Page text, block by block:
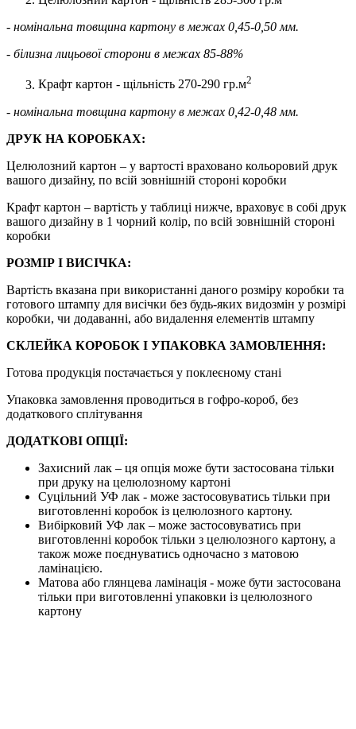
- номінальна товщина картону в межах 0,45-0,50 мм.
- білизна лицьової сторони в межах 85-88%
Крафт картон - щільність 270-290 гр.м2
- номінальна товщина картону в межах 0,42-0,48 мм.
ДРУК НА КОРОБКАХ:
Целюлозний картон – у вартості враховано кольоровий друк
вашого дизайну, по всій зовнішній стороні коробки
Крафт картон – вартість у таблиці нижче, враховує в собі друк
вашого дизайну в 1 чорний колір, по всій зовнішній стороні
коробки
РОЗМІР І ВИСІЧКА:
Вартість вказана при використанні даного розміру коробки та
готового штампу для висічки без будь-яких видозмін у розмірі
коробки, чи додаванні, або видалення елементів штампу
СКЛЕЙКА КОРОБОК І УПАКОВКА ЗАМОВЛЕННЯ:
Готова продукція постачається у поклеєному стані
Упаковка замовлення проводиться в гофро-короб, без
додаткового сплітування
ДОДАТКОВІ ОПЦІЇ:
Захисний лак – ця опція може бути застосована тільки
при друку на целюлозному картоні
Суцільний УФ лак - може застосовуватись тільки при
виготовленні коробок із целюлозного картону.
Вибірковий УФ лак – може застосовуватись при
виготовленні коробок тільки з целюлозного картону, а
також може поєднуватись одночасно з матовою
ламінацією.
Матова або глянцева ламінація - може бути застосована
тільки при виготовленні упаковки із целюлозного
картону